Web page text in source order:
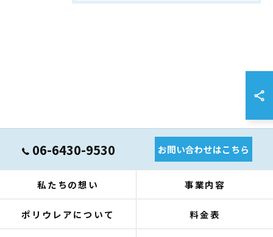
06-6430-9530 お問い合わせはこちら
私たちの想い 事業内容
ポリウレアについて 料金表